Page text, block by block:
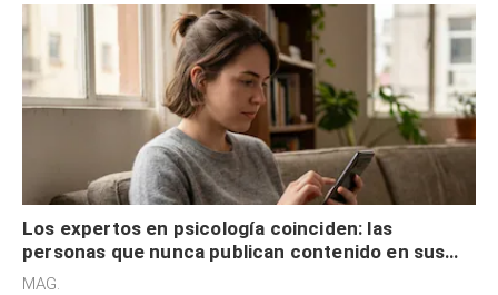
Los expertos en psicología coinciden: las
personas que nunca publican contenido en sus
redes sociales no pretenden buscar validación
MAG.